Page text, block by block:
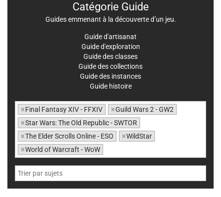
Catégorie Guide
Guides emmenant à la découverte d’un jeu.
Guide d'artisanat
Guide d'exploration
Guide des classes
Guide des collections
Guide des instances
Guide histoire
×Final Fantasy XIV - FFXIV ×Guild Wars 2 - GW2
×Star Wars: The Old Republic - SWTOR
×The Elder Scrolls Online - ESO ×WildStar
×World of Warcraft - WoW